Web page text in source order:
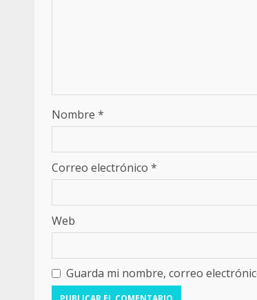
Nombre *
Correo electrónico *
Web
Guarda mi nombre, correo